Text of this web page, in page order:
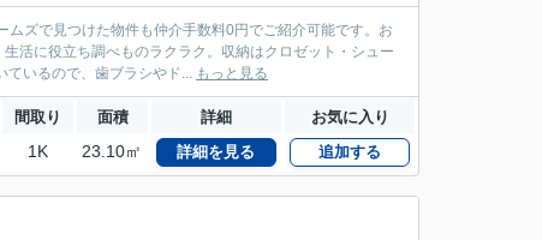
ムズで見つけた物件も仲介手数料0円でご紹介可能です。お
活に役立ち調べものラクラク。収納はクロゼット・シュー
ているので、歯ブラシやド... もっと見る
間取り 面積 詳細 お気に入り
1K 23.10㎡ 詳細を見る 追加する